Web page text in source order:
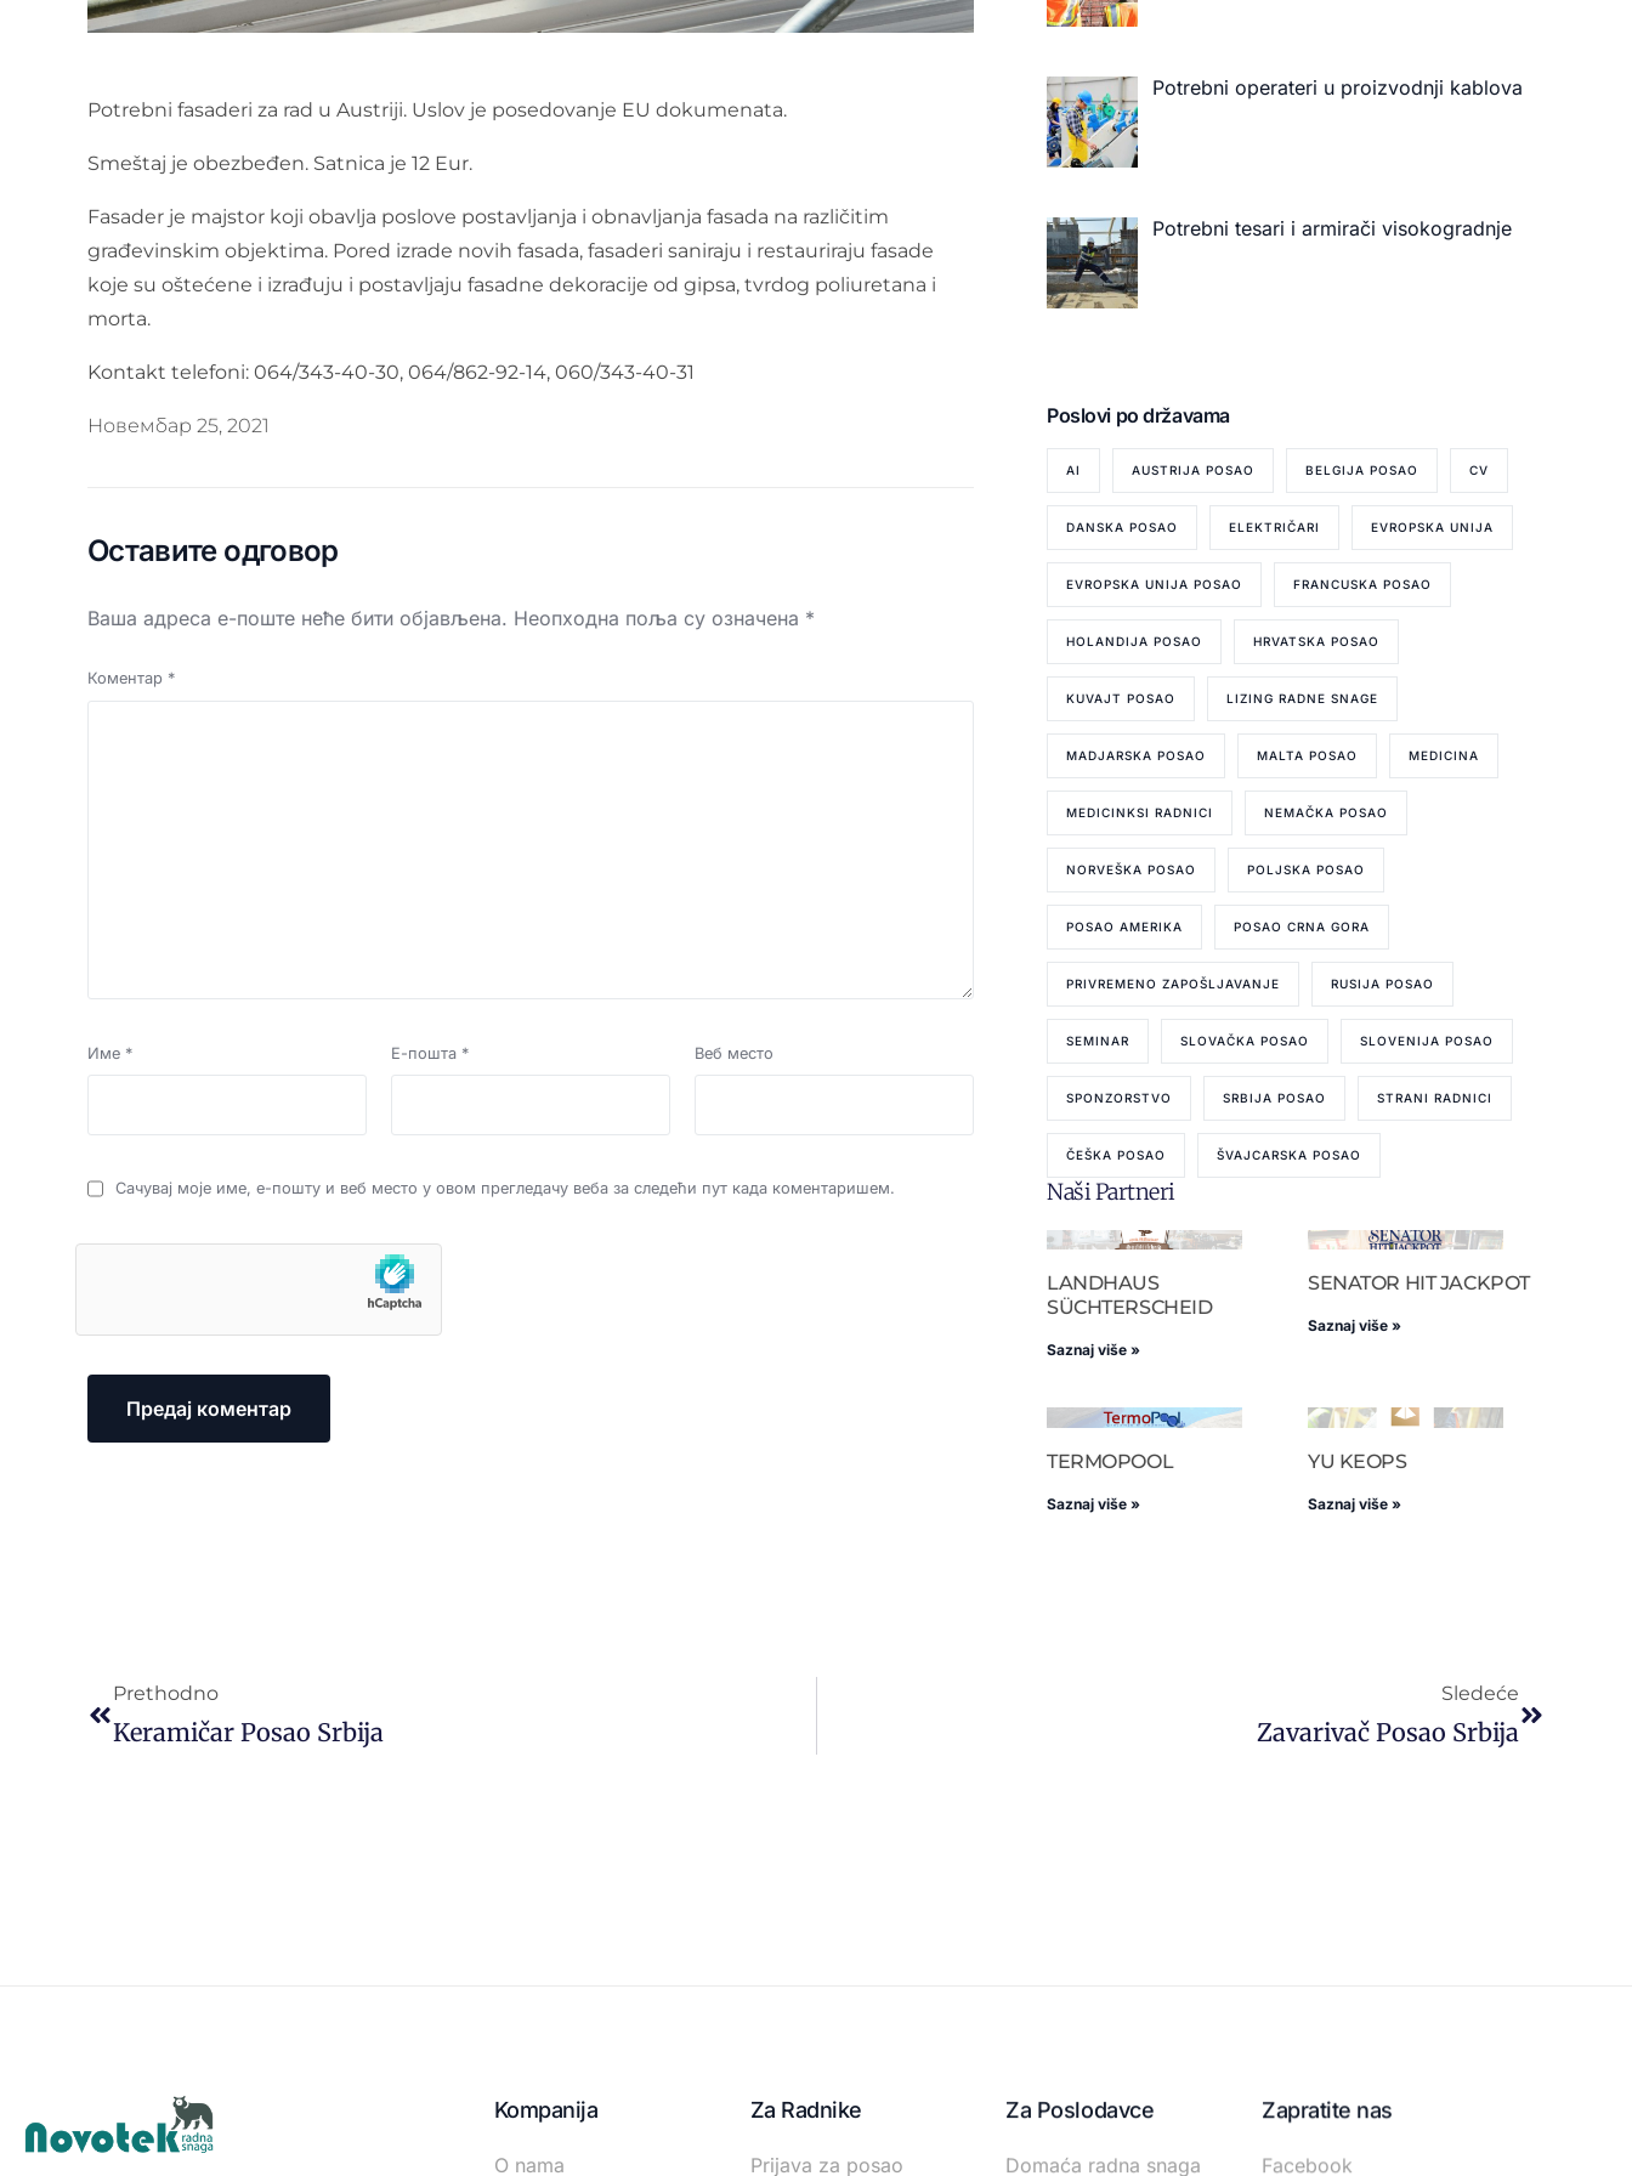
Potrebni fasaderi za rad u Austriji. Uslov je posedovanje EU dokumenata.
Smeštaj je obezbeđen. Satnica je 12 Eur.
Fasader je majstor koji obavlja poslove postavljanja i obnavljanja fasada na različitim
građevinskim objektima. Pored izrade novih fasada, fasaderi saniraju i restauriraju fasade
koje su oštećene i izrađuju i postavljaju fasadne dekoracije od gipsa, tvrdog poliuretana i
morta.
Kontakt telefoni: 064/343-40-30, 064/862-92-14, 060/343-40-31
Новембар 25, 2021
Оставите одговор
Ваша адреса е-поште неће бити објављена. Неопходна поља су означена *
Коментар *
Име * Е-пошта * Веб место
Сачувај моје име, е-пошту и веб место у овом прегледачу веба за следећи пут када коментаришем.
Potrebni operateri u proizvodnji kablova
Potrebni tesari i armirači visokogradnje
Poslovi po državama
AI AUSTRIJA POSAO BELGIJA POSAO CV
DANSKA POSAO ELEKTRIČARI EVROPSKA UNIJA
EVROPSKA UNIJA POSAO FRANCUSKA POSAO
HOLANDIJA POSAO HRVATSKA POSAO
KUVAJT POSAO LIZING RADNE SNAGE
MADJARSKA POSAO MALTA POSAO MEDICINA
MEDICINKSI RADNICI NEMAČKA POSAO
NORVEŠKA POSAO POLJSKA POSAO
POSAO AMERIKA POSAO CRNA GORA
PRIVREMENO ZAPOŠLJAVANJE RUSIJA POSAO
SEMINAR SLOVAČKA POSAO SLOVENIJA POSAO
SPONZORSTVO SRBIJA POSAO STRANI RADNICI
ČEŠKA POSAO ŠVAJCARSKA POSAO
Naši Partneri
LANDHAUS
SÜCHTERSCHEID
Saznaj više »
SENATOR HIT JACKPOT
Saznaj više »
TERMOPOOL
Saznaj više »
YU KEOPS
Saznaj više »
Prethodno
Keramičar Posao Srbija
Sledeće
Zavarivač Posao Srbija
Kompanija
O nama
Za Radnike
Prijava za posao
Za Poslodavce
Domaća radna snaga
Zapratite nas
Facebook